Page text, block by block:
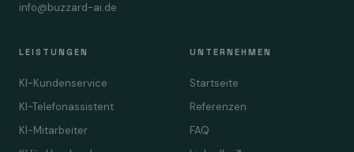
info@buzzard-ai.de
LEISTUNGEN
KI-Kundenservice
KI-Telefonassistent
KI-Mitarbeiter
UNTERNEHMEN
Startseite
Referenzen
FAQ